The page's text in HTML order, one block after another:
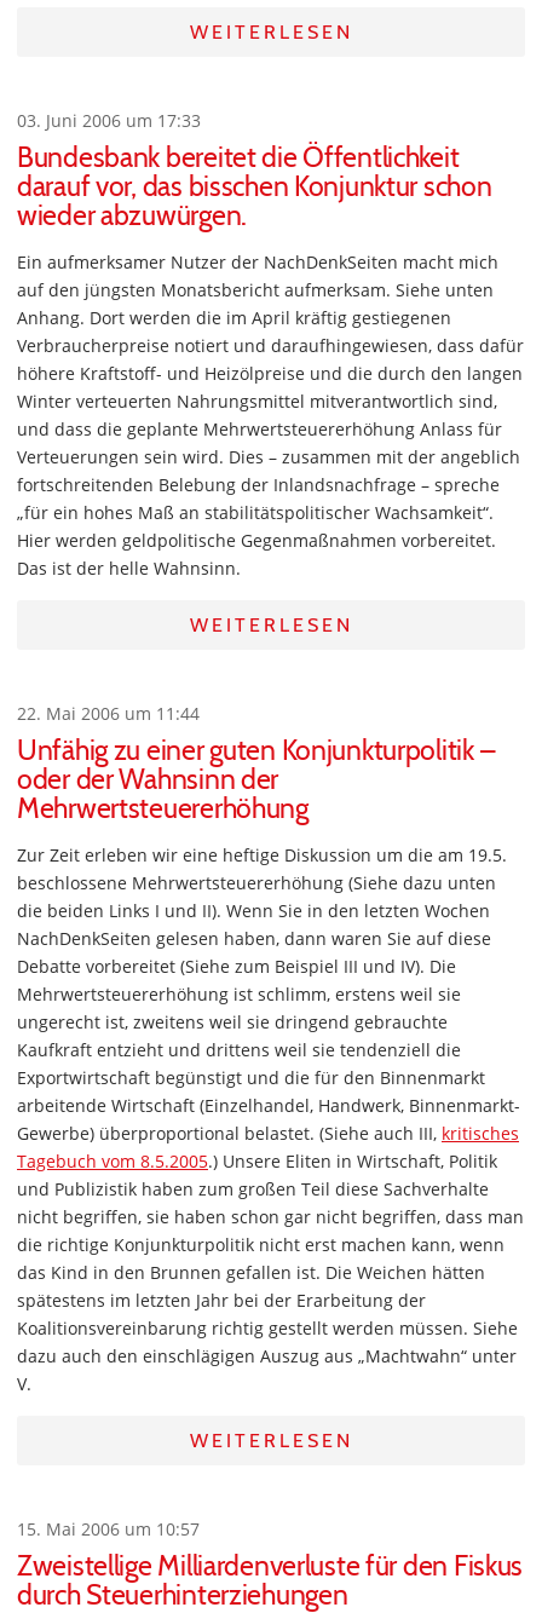
WEITERLESEN
03. Juni 2006 um 17:33
Bundesbank bereitet die Öffentlichkeit
darauf vor, das bisschen Konjunktur schon
wieder abzuwürgen.
Ein aufmerksamer Nutzer der NachDenkSeiten macht mich
auf den jüngsten Monatsbericht aufmerksam. Siehe unten
Anhang. Dort werden die im April kräftig gestiegenen
Verbraucherpreise notiert und daraufhingewiesen, dass dafür
höhere Kraftstoff- und Heizölpreise und die durch den langen
Winter verteuerten Nahrungsmittel mitverantwortlich sind,
und dass die geplante Mehrwertsteuererhöhung Anlass für
Verteuerungen sein wird. Dies – zusammen mit der angeblich
fortschreitenden Belebung der Inlandsnachfrage – spreche
„für ein hohes Maß an stabilitätspolitischer Wachsamkeit“.
Hier werden geldpolitische Gegenmaßnahmen vorbereitet.
Das ist der helle Wahnsinn.
WEITERLESEN
22. Mai 2006 um 11:44
Unfähig zu einer guten Konjunkturpolitik –
oder der Wahnsinn der
Mehrwertsteuererhöhung
Zur Zeit erleben wir eine heftige Diskussion um die am 19.5.
beschlossene Mehrwertsteuererhöhung (Siehe dazu unten
die beiden Links I und II). Wenn Sie in den letzten Wochen
NachDenkSeiten gelesen haben, dann waren Sie auf diese
Debatte vorbereitet (Siehe zum Beispiel III und IV). Die
Mehrwertsteuererhöhung ist schlimm, erstens weil sie
ungerecht ist, zweitens weil sie dringend gebrauchte
Kaufkraft entzieht und drittens weil sie tendenziell die
Exportwirtschaft begünstigt und die für den Binnenmarkt
arbeitende Wirtschaft (Einzelhandel, Handwerk, Binnenmarkt-
Gewerbe) überproportional belastet. (Siehe auch III, kritisches
Tagebuch vom 8.5.2005.) Unsere Eliten in Wirtschaft, Politik
und Publizistik haben zum großen Teil diese Sachverhalte
nicht begriffen, sie haben schon gar nicht begriffen, dass man
die richtige Konjunkturpolitik nicht erst machen kann, wenn
das Kind in den Brunnen gefallen ist. Die Weichen hätten
spätestens im letzten Jahr bei der Erarbeitung der
Koalitionsvereinbarung richtig gestellt werden müssen. Siehe
dazu auch den einschlägigen Auszug aus „Machtwahn“ unter
V.
WEITERLESEN
15. Mai 2006 um 10:57
Zweistellige Milliardenverluste für den Fiskus
durch Steuerhinterziehungen